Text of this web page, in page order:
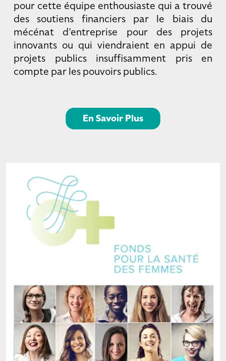
pour cette équipe enthousiaste qui a trouvé
des soutiens financiers par le biais du
mécénat d’entreprise pour des projets
innovants ou qui viendraient en appui de
projets publics insuffisamment pris en
compte par les pouvoirs publics.
En Savoir Plus